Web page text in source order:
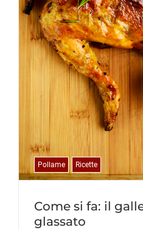
Come si fa: il
glassato
Pollame Ricette